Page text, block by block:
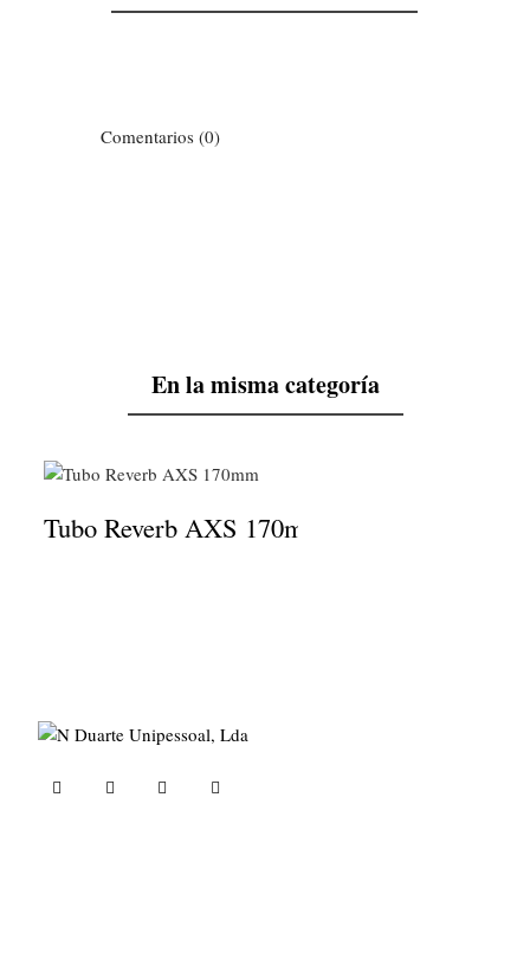
Comentarios (0)
En la misma categoría
Tubo Reverb AXS 170mm